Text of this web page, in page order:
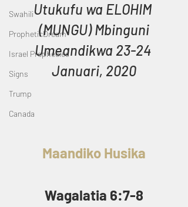
Swahili
PropheticDream
Israel Prophecies
Signs
Trump
Canada
Utukufu wa ELOHIM
(MUNGU) Mbinguni
Umeandikwa 23-24
Januari, 2020
Maandiko Husika
Wagalatia 6:7-8